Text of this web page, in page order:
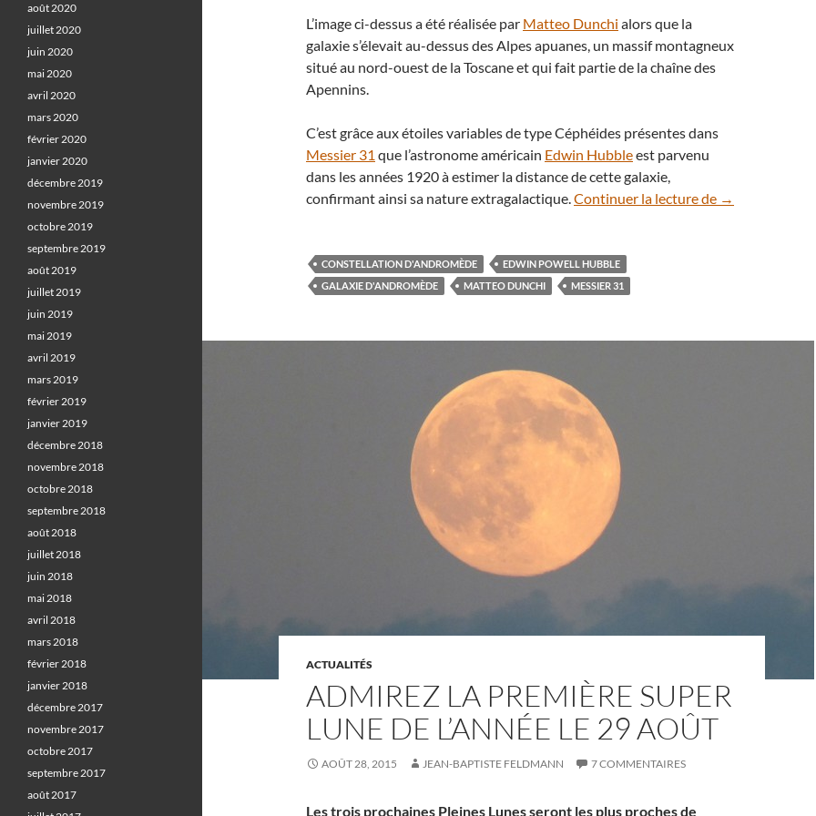
L’image ci-dessus a été réalisée par Matteo Dunchi alors que la
galaxie s’élevait au-dessus des Alpes apuanes, un massif montagneux
situé au nord-ouest de la Toscane et qui fait partie de la chaîne des
Apennins.
C’est grâce aux étoiles variables de type Céphéides présentes dans
Messier 31 que l’astronome américain Edwin Hubbleest parvenu
dans les années 1920 à estimer la distance de cette galaxie,
confirmant ainsi sa nature extragalactique.Continuer la lecture de La galaxie
→
CONSTELLATION D'ANDROMÈDE
EDWIN POWELL HUBBLE
GALAXIE D'ANDROMÈDE
MATTEO DUNCHI MESSIER 31
ACTUALITÉS
ADMIREZ LA PREMIÈRE SUPER
LUNE DE L’ANNÉE LE 29 AOÛT
AOÛT 28, 2015 JEAN-BAPTISTE FELDMANN 7 COMMENTAIRES
Les trois prochaines Pleines Lunes seront les plus proches de
août 2020
juillet 2020
juin 2020
mai 2020
avril 2020
mars 2020
février 2020
janvier 2020
décembre 2019
novembre 2019
octobre 2019
septembre 2019
août 2019
juillet 2019
juin 2019
mai 2019
avril 2019
mars 2019
février 2019
janvier 2019
décembre 2018
novembre 2018
octobre 2018
septembre 2018
août 2018
juillet 2018
juin 2018
mai 2018
avril 2018
mars 2018
février 2018
janvier 2018
décembre 2017
novembre 2017
octobre 2017
septembre 2017
août 2017